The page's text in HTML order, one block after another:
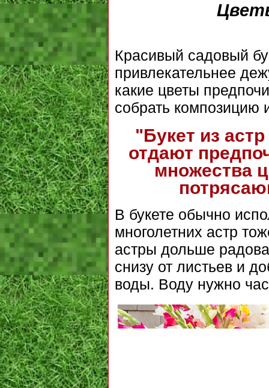
Красивый садовый
привлекательнее
какие цветы
собрать композицию
"Букет из
отдают
множества
В букете обычно
многолетних астр
астры дольше
снизу от листьев и
воды. Воду нужно